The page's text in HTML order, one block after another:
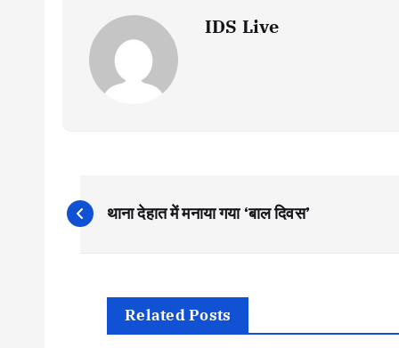
IDS Live
P
थाना देहात में मनाया गया ‘बाल दिवस’
Related Posts